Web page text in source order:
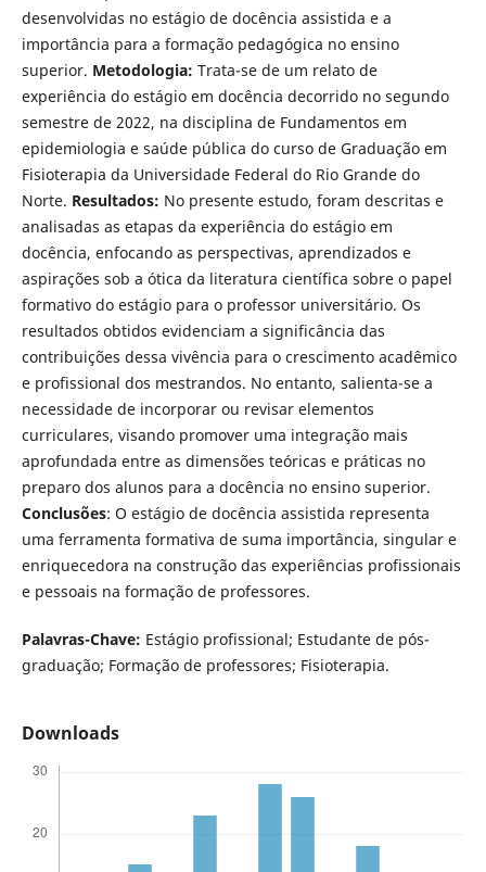
desenvolvidas no estágio de docência assistida e a
importância para a formação pedagógica no ensino
superior. Metodologia: Trata-se de um relato de
experiência do estágio em docência decorrido no segundo
semestre de 2022, na disciplina de Fundamentos em
epidemiologia e saúde pública do curso de Graduação em
Fisioterapia da Universidade Federal do Rio Grande do
Norte. Resultados: No presente estudo, foram descritas e
analisadas as etapas da experiência do estágio em
docência, enfocando as perspectivas, aprendizados e
aspirações sob a ótica da literatura científica sobre o papel
formativo do estágio para o professor universitário. Os
resultados obtidos evidenciam a significância das
contribuições dessa vivência para o crescimento acadêmico
e profissional dos mestrandos. No entanto, salienta-se a
necessidade de incorporar ou revisar elementos
curriculares, visando promover uma integração mais
aprofundada entre as dimensões teóricas e práticas no
preparo dos alunos para a docência no ensino superior.
Conclusões: O estágio de docência assistida representa
uma ferramenta formativa de suma importância, singular e
enriquecedora na construção das experiências profissionais
e pessoais na formação de professores.
Palavras-Chave: Estágio profissional; Estudante de pós-
graduação; Formação de professores; Fisioterapia.
Downloads